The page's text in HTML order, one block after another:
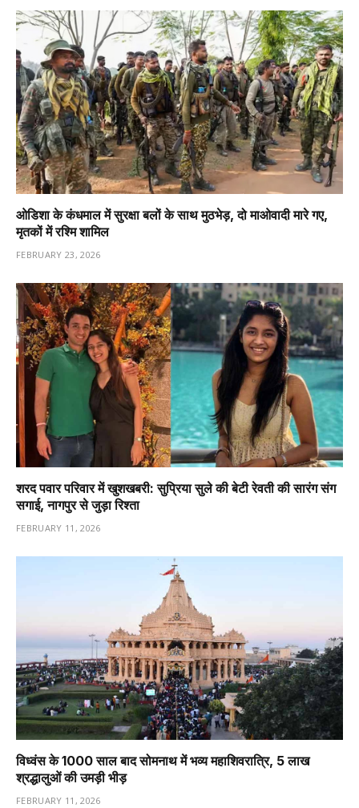
ओडिशा के कंधमाल में सुरक्षा बलों के साथ मुठभेड़, दो माओवादी मारे गए,
मृतकों में रश्मि शामिल
FEBRUARY 23, 2026
शरद पवार परिवार में खुशखबरी: सुप्रिया सुले की बेटी रेवती की सारंग संग
सगाई, नागपुर से जुड़ा रिश्ता
FEBRUARY 11, 2026
विध्वंस के 1000 साल बाद सोमनाथ में भव्य महाशिवरात्रि, 5 लाख
श्रद्धालुओं की उमड़ी भीड़
FEBRUARY 11, 2026